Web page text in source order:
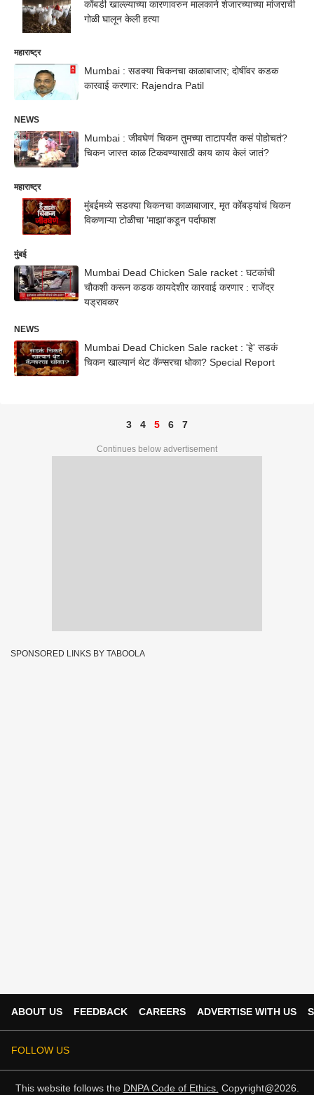
कोंबडी खाल्ल्याच्या कारणावरुन मालकाने शेजारच्याच्या मांजराची
गोळी घालून केली हत्या
महाराष्ट्र
Mumbai : सडक्या चिकनचा काळाबाजार; दोषींवर कडक
कारवाई करणार: Rajendra Patil
NEWS
Mumbai : जीवघेणं चिकन तुमच्या ताटापर्यंत कसं पोहोचतं?
चिकन जास्त काळ टिकवण्यासाठी काय काय केलं जातं?
महाराष्ट्र
मुंबईमध्ये सडक्या चिकनचा काळाबाजार, मृत कोंबड्यांचं चिकन
विकणाऱ्या टोळीचा 'माझा'कडून पर्दाफाश
मुंबई
Mumbai Dead Chicken Sale racket : घटकांची
चौकशी करून कडक कायदेशीर कारवाई करणार : राजेंद्र
यड्रावकर
NEWS
Mumbai Dead Chicken Sale racket : 'हे' सडकं
चिकन खाल्यानं थेट कॅन्सरचा धोका? Special Report
3 4 5 6 7
Continues below advertisement
SPONSORED LINKS BY TABOOLA
ABOUT US FEEDBACK CAREERS ADVERTISE WITH US
FOLLOW US
This website follows the DNPA Code of Ethics. Copyright@2026.